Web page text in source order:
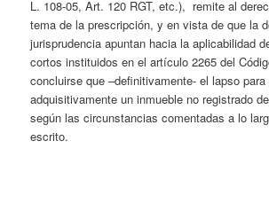
L. 108-05, Art. 120 RGT, etc.), remite al
tema de la prescripción, y en vista de que la
jurisprudencia apuntan hacia la aplicabilidad
cortos instituidos en el artículo 2265 del
concluirse que –definitivamente- el lapso
adquisitivamente un inmueble no registrado
según las circunstancias comentadas a lo
escrito.